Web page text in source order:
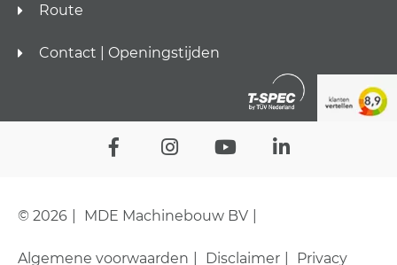
Route
Contact | Openingstijden
© 2026 MDE Machinebouw BV
Algemene voorwaarden Disclaimer Privacy